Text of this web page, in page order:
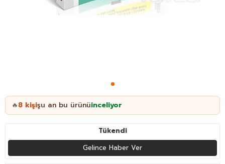
🔥8 kişişu an bu ürünüinceliyor
Tükendi
Gelince Haber Ver